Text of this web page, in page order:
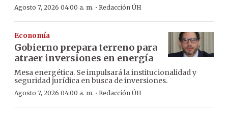
Agosto 7, 2026 04:00 a. m. · Redacción ÚH
Economía
Gobierno prepara terreno para
atraer inversiones en energía
Mesa energética. Se impulsará la institucionalidad y
seguridad jurídica en busca de inversiones.
Agosto 7, 2026 04:00 a. m. · Redacción ÚH